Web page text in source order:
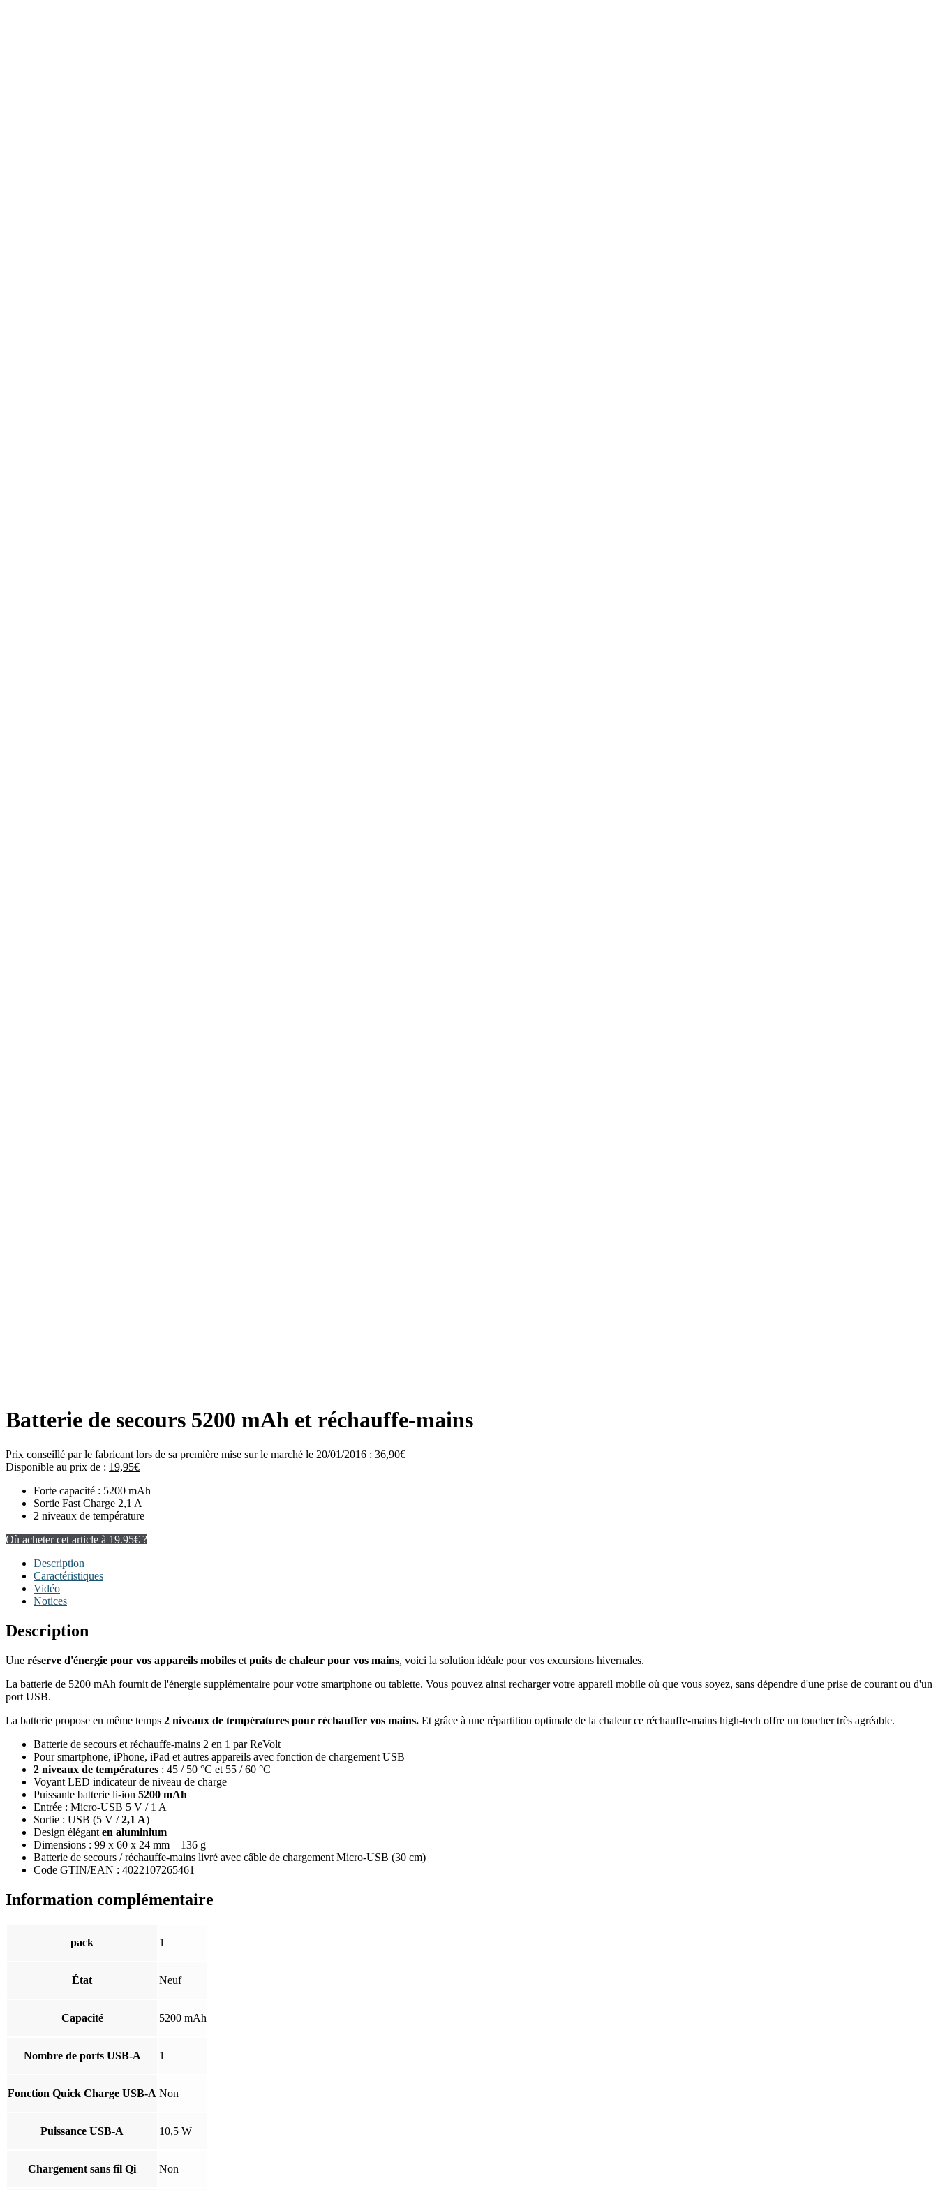
Batterie de secours 5200 mAh et réchauffe-mains
Prix conseillé par le fabricant lors de sa première mise sur le marché le 20/01/2016 : 36,90€
Disponible au prix de : 19,95€
Forte capacité : 5200 mAh
Sortie Fast Charge 2,1 A
2 niveaux de température
Où acheter cet article à 19.95€ ?
Description
Caractéristiques
Vidéo
Notices
Description
Une réserve d'énergie pour vos appareils mobiles et puits de chaleur pour vos mains, voici la solution idéale pour vos excursions hivernales.
La batterie de 5200 mAh fournit de l'énergie supplémentaire pour votre smartphone ou tablette. Vous pouvez ainsi recharger votre appareil mobile où que vous soyez, sans dépendre d'une prise de courant ou d'un
port USB.
La batterie propose en même temps 2 niveaux de températures pour réchauffer vos mains. Et grâce à une répartition optimale de la chaleur ce réchauffe-mains high-tech offre un toucher très agréable.
Batterie de secours et réchauffe-mains 2 en 1 par ReVolt
Pour smartphone, iPhone, iPad et autres appareils avec fonction de chargement USB
2 niveaux de températures : 45 / 50 °C et 55 / 60 °C
Voyant LED indicateur de niveau de charge
Puissante batterie li-ion 5200 mAh
Entrée : Micro-USB 5 V / 1 A
Sortie : USB (5 V /2,1 A)
Design élégant en aluminium
Dimensions : 99 x 60 x 24 mm – 136 g
Batterie de secours / réchauffe-mains livré avec câble de chargement Micro-USB (30 cm)
Code GTIN/EAN : 4022107265461
Information complémentaire
pack 1
État Neuf
Capacité 5200 mAh
Nombre de ports USB-A 1
Fonction Quick Charge USB-A Non
Puissance USB-A 10,5 W
Chargement sans fil Qi Non